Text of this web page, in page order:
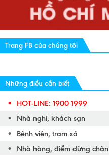
Trang FB của chúng tôi
Những điều cần biết
HOT-LINE: 1900 1999
Nhà nghỉ, khách sạn
Bệnh viện, trạm xá
Nhà hàng, điểm dừng chân